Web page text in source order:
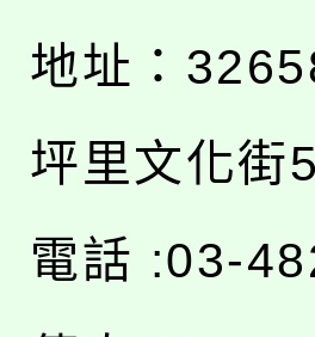
地址：
坪里文化街
電話 :03-